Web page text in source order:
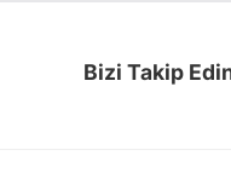
Bizi Takip